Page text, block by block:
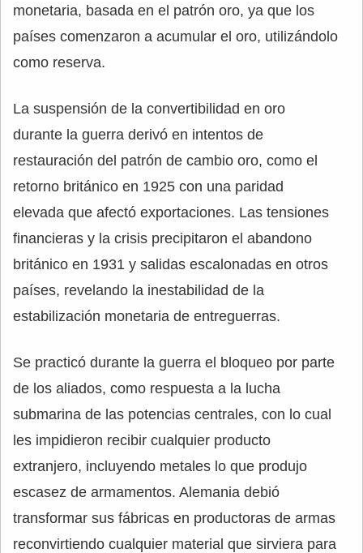
monetaria, basada en el patrón oro, ya que los
países comenzaron a acumular el oro, utilizándolo
como reserva.
La suspensión de la convertibilidad en oro
durante la guerra derivó en intentos de
restauración del patrón de cambio oro, como el
retorno británico en 1925 con una paridad
elevada que afectó exportaciones. Las tensiones
financieras y la crisis precipitaron el abandono
británico en 1931 y salidas escalonadas en otros
países, revelando la inestabilidad de la
estabilización monetaria de entreguerras.
Se practicó durante la guerra el bloqueo por parte
de los aliados, como respuesta a la lucha
submarina de las potencias centrales, con lo cual
les impidieron recibir cualquier producto
extranjero, incluyendo metales lo que produjo
escasez de armamentos. Alemania debió
transformar sus fábricas en productoras de armas
reconvirtiendo cualquier material que sirviera para